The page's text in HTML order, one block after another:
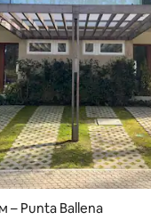
– Punta Ballena